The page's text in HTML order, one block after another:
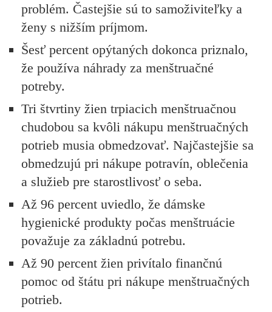
problém. Častejšie sú to samoživiteľky a
ženy s nižším príjmom.
Šesť percent opýtaných dokonca priznalo,
že používa náhrady za menštruačné
potreby.
Tri štvrtiny žien trpiacich menštruačnou
chudobou sa kvôli nákupu menštruačných
potrieb musia obmedzovať. Najčastejšie sa
obmedzujú pri nákupe potravín, oblečenia
a služieb pre starostlivosť o seba.
Až 96 percent uviedlo, že dámske
hygienické produkty počas menštruácie
považuje za základnú potrebu.
Až 90 percent žien privítalo finančnú
pomoc od štátu pri nákupe menštruačných
potrieb.